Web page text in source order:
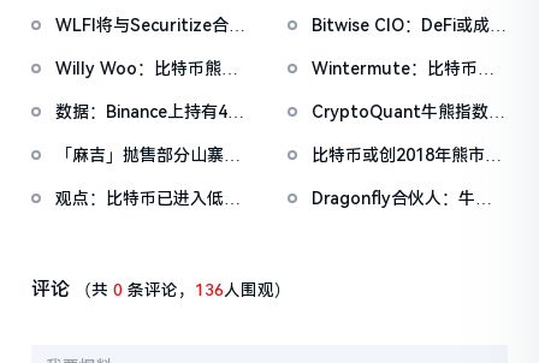
WLFI将与Securitize合
际酒店及度假村进行代币
化
Bitwise CIO：DeFi或成走
称「比特币之春将至」
Willy Woo：比特币熊市
性好转仍需等待
Wintermute：比特币在
启上行需宏观明朗
数据：Binance上持有475
CEX稳定币流动性的65%
CryptoQuant牛熊指数创
未达「极端熊市」区间
「麻吉」抛售部分山寨币
HYPE
比特币或创2018年熊市以
近历史极值
观点：比特币已进入低估
Dragonfly合伙人：牛市
评论 （共0 条评论， 136人围观）